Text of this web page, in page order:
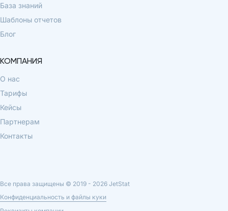
База знаний
Шаблоны отчетов
Блог
КОМПАНИЯ
О нас
Тарифы
Кейсы
Партнерам
Контакты
Все права защищены © 2019 - 2026 JetStat
Конфиденциальность и файлы куки